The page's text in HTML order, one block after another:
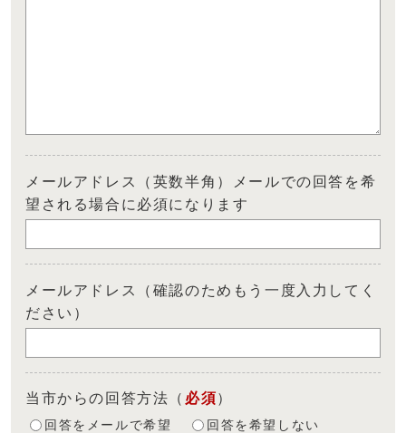
メールアドレス（英数半角）メールでの回答を希
望される場合に必須になります
メールアドレス（確認のためもう一度入力してく
ださい）
当市からの回答方法 （ 必須）
回答をメールで希望 回答を希望しない